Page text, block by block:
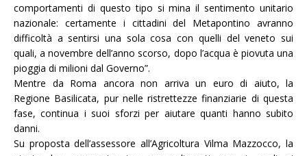
comportamenti di questo tipo si mina il sentimento unitario
nazionale: certamente i cittadini del Metapontino avranno
difficoltà a sentirsi una sola cosa con quelli del veneto sui
quali, a novembre dell’anno scorso, dopo l’acqua è piovuta una
pioggia di milioni dal Governo”.
Mentre da Roma ancora non arriva un euro di aiuto, la
Regione Basilicata, pur nelle ristrettezze finanziarie di questa
fase, continua i suoi sforzi per aiutare quanti hanno subito
danni.
Su proposta dell’assessore all’Agricoltura Vilma Mazzocco, la